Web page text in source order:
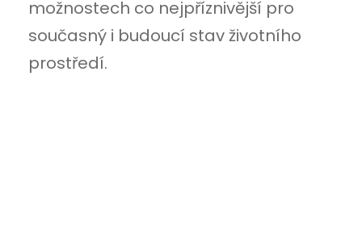
možnostech co nejpříznivější pro
současný i budoucí stav životního
prostředí.